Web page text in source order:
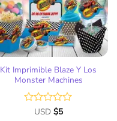
Kit Imprimible Blaze Y Los
Monster Machines
Valorado
USD $5